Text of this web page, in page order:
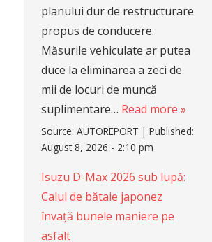
planului dur de restructurare
propus de conducere.
Măsurile vehiculate ar putea
duce la eliminarea a zeci de
mii de locuri de muncă
suplimentare… Read more »
Source:AUTOREPORT |Published:
August 8, 2026 - 2:10 pm
Isuzu D-Max 2026 sub lupă:
Calul de bătaie japonez
învață bunele maniere pe
asfalt